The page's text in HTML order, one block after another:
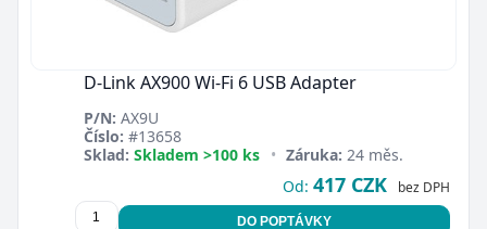
D-Link AX900 Wi-Fi 6 USB Adapter
P/N: AX9U
Číslo: #13658
Sklad: Skladem >100 ks • Záruka: 24 měs.
Od: 417 CZK bez DPH
DO POPTÁVKY